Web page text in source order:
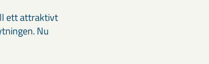
ett attraktivt
Nu